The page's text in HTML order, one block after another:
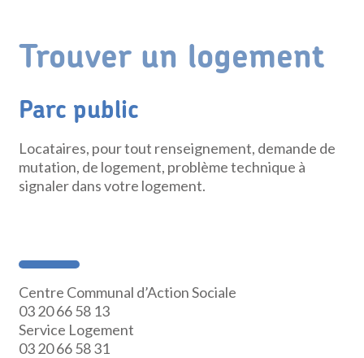
Trouver un logement
Parc public
Locataires, pour tout renseignement, demande de
mutation, de logement, problème technique à
signaler dans votre logement.
Centre Communal d’Action Sociale
03 20 66 58 13
Service Logement
03 20 66 58 31